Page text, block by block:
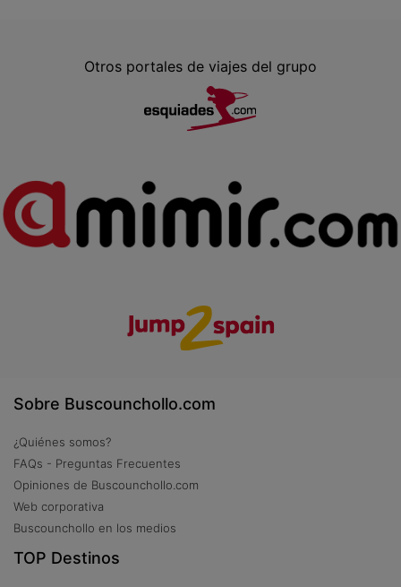
Otros portales de viajes del grupo
Sobre Buscounchollo.com
¿Quiénes somos?
FAQs - Preguntas Frecuentes
Opiniones de Buscounchollo.com
Web corporativa
Buscounchollo en los medios
TOP Destinos